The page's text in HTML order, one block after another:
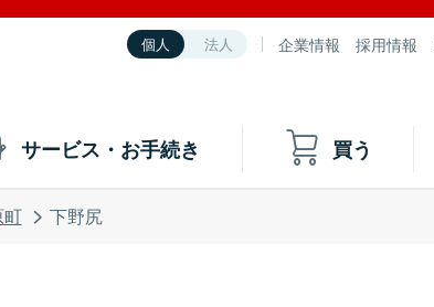
個人 法人 企業情報 採用情報
サービス・お手続き 買う
町 下野尻